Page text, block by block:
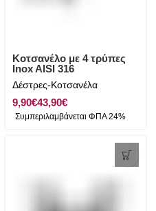
Κοτσανέλο με 4 τρύπες
Inox AISI 316
Δέστρες-Κοτσανέλα
€ €